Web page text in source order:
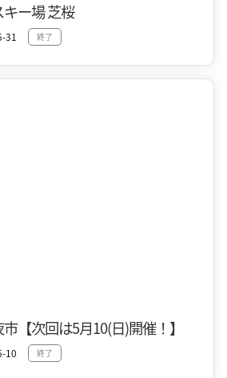
ー場 芝桜
31 終了
【次回は5月10(日)開催！】
10 終了